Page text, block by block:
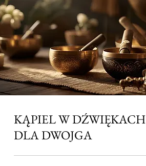
KĄPIEL W DŹWIĘKACH
DLA DWOJGA